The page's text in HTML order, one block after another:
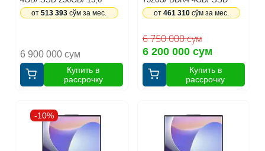
FHD/ Intel UHD Graphics/ No
DVD/ No OS/ RU) Black
6 900 000 сум
от513 393 сўм за мес.
Купить в
рассрочку
256GGB/ 14" FHD/ AMD
Radeon 610M Graphics/
(82VF0071AK)
6 200 000 сум
6 750 000 сум
от 461 310сўм за мес.
Купить в
рассрочку
-10%